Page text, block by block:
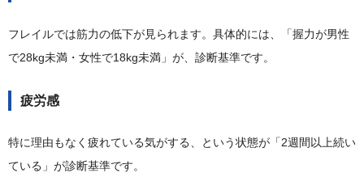
フレイルでは筋力の低下が見られます。具体的には、「握力が男性
で28kg未満・女性で18kg未満」が、診断基準です。
疲労感
特に理由もなく疲れている気がする、という状態が「2週間以上続い
ている」が診断基準です。